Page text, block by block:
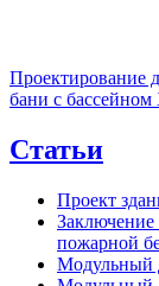
Проектирование
бани с бассейном
Статьи
Проект
Заключение
пожарной
Модульный